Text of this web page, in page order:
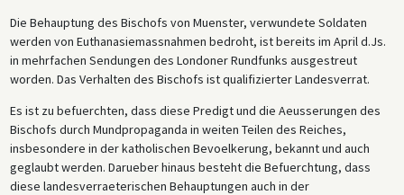
Die Behauptung des Bischofs von Muenster, verwundete Soldaten
werden von Euthanasiemassnahmen bedroht, ist bereits im April d.Js.
in mehrfachen Sendungen des Londoner Rundfunks ausgestreut
worden. Das Verhalten des Bischofs ist qualifizierter Landesverrat.
Es ist zu befuerchten, dass diese Predigt und die Aeusserungen des
Bischofs durch Mundpropaganda in weiten Teilen des Reiches,
insbesondere in der katholischen Bevoelkerung, bekannt und auch
geglaubt werden. Darueber hinaus besteht die Befuerchtung, dass
diese landesverraeterischen Behauptungen auch in der